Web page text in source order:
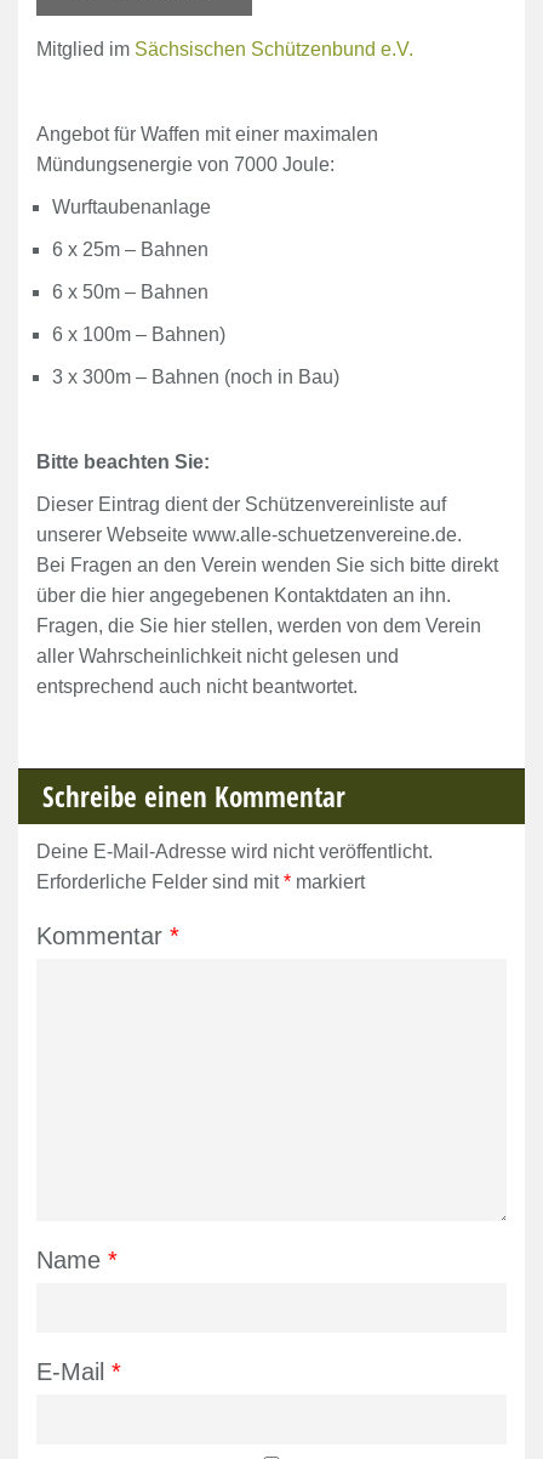
Mitglied im Sächsischen Schützenbund e.V.
Angebot für Waffen mit einer maximalen
Mündungsenergie von 7000 Joule:
Wurftaubenanlage
6 x 25m – Bahnen
6 x 50m – Bahnen
6 x 100m – Bahnen)
3 x 300m – Bahnen (noch in Bau)
Bitte beachten Sie:
Dieser Eintrag dient der Schützenvereinliste auf
unserer Webseite www.alle-schuetzenvereine.de.
Bei Fragen an den Verein wenden Sie sich bitte direkt
über die hier angegebenen Kontaktdaten an ihn.
Fragen, die Sie hier stellen, werden von dem Verein
aller Wahrscheinlichkeit nicht gelesen und
entsprechend auch nicht beantwortet.
Schreibe einen Kommentar
Deine E-Mail-Adresse wird nicht veröffentlicht.
Erforderliche Felder sind mit* markiert
Kommentar *
Name *
E-Mail *